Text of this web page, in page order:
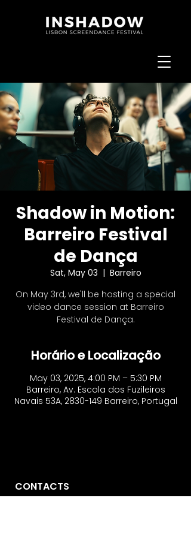
Shadow in Motion:
Barreiro Festival
de Dança
Sat, May 03
  |
Barreiro
On May 3rd, we'll be hosting a special
video dance session at Barreiro
Festival de Dança.
Horário e Localização
May 03, 2025, 4:00 PM – 5:30 PM
Barreiro, Av. Escola dos Fuzileiros
Navais 53A, 2830-149 Barreiro, Portugal
CONTACTS